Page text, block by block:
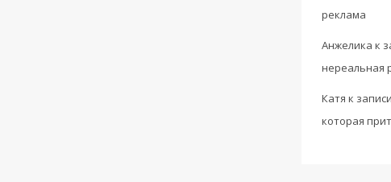
реклама
Анжелика к
нереальная
Катя к записи
которая